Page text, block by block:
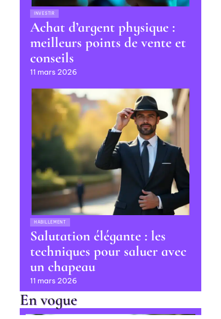
INVESTIR
Achat d’argent physique :
meilleurs points de vente et
conseils
11 mars 2026
HABILLEMENT
Salutation élégante : les
techniques pour saluer avec
un chapeau
11 mars 2026
En vogue